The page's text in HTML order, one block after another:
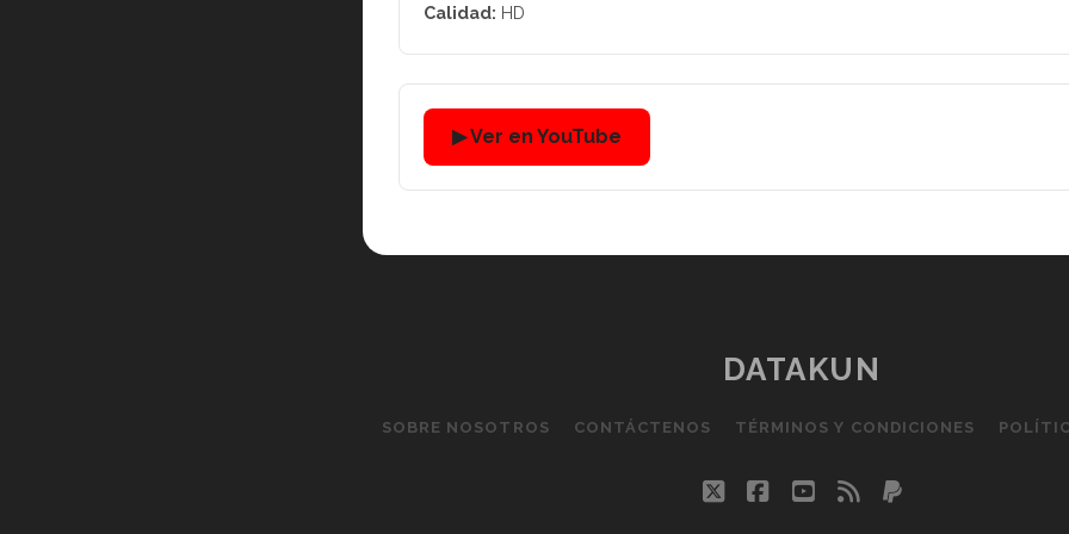
Calidad: HD
▶ Ver en YouTube
DATAKUN
SOBRE NOSOTROS CONTÁCTENOS TÉRMINOS Y CONDICIONES
twitterfacebook
youtube
rss paypal